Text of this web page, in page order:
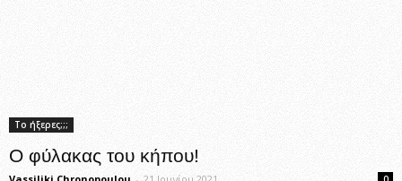
Το ήξερες;;;
Ο φύλακας του κήπου!